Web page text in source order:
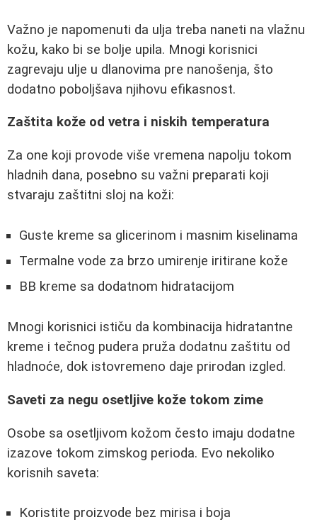
Važno je napomenuti da ulja treba naneti na vlažnu
kožu, kako bi se bolje upila. Mnogi korisnici
zagrevaju ulje u dlanovima pre nanošenja, što
dodatno poboljšava njihovu efikasnost.
Zaštita kože od vetra i niskih temperatura
Za one koji provode više vremena napolju tokom
hladnih dana, posebno su važni preparati koji
stvaraju zaštitni sloj na koži:
Guste kreme sa glicerinom i masnim kiselinama
Termalne vode za brzo umirenje iritirane kože
BB kreme sa dodatnom hidratacijom
Mnogi korisnici ističu da kombinacija hidratantne
kreme i tečnog pudera pruža dodatnu zaštitu od
hladnoće, dok istovremeno daje prirodan izgled.
Saveti za negu osetljive kože tokom zime
Osobe sa osetljivom kožom često imaju dodatne
izazove tokom zimskog perioda. Evo nekoliko
korisnih saveta:
Koristite proizvode bez mirisa i boja